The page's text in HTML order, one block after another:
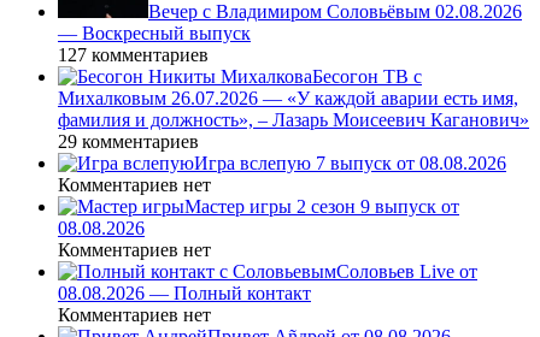
Вечер с Владимиром Соловьёвым 02.08.2026
— Воскресный выпуск
127 комментариев
Бесогон ТВ с
Михалковым 26.07.2026 — «У каждой аварии есть имя,
фамилия и должность», – Лазарь Моисеевич Каганович»
29 комментариев
Игра вслепую 7 выпуск от 08.08.2026
Комментариев нет
Мастер игры 2 сезон 9 выпуск от
08.08.2026
Комментариев нет
Соловьев Live от
08.08.2026 — Полный контакт
Комментариев нет